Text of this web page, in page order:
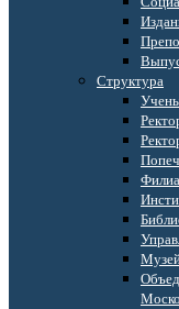
Структура